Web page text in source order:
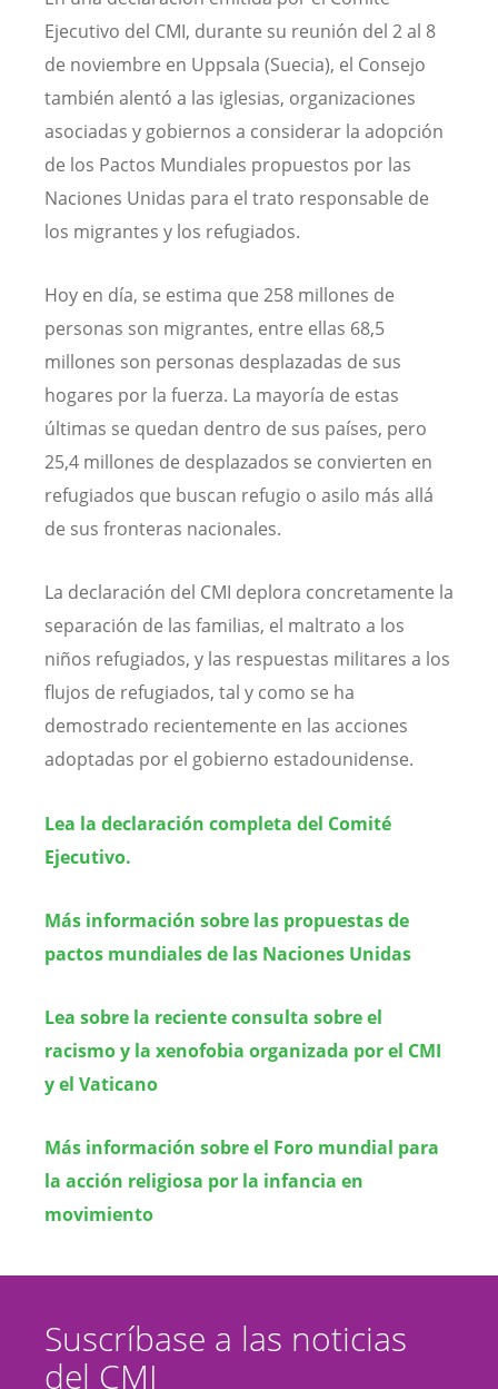
Ejecutivo del CMI, durante su reunión del 2 al 8
de noviembre en Uppsala (Suecia), el Consejo
también alentó a las iglesias, organizaciones
asociadas y gobiernos a considerar la adopción
de los Pactos Mundiales propuestos por las
Naciones Unidas para el trato responsable de
los migrantes y los refugiados.
Hoy en día, se estima que 258 millones de
personas son migrantes, entre ellas 68,5
millones son personas desplazadas de sus
hogares por la fuerza. La mayoría de estas
últimas se quedan dentro de sus países, pero
25,4 millones de desplazados se convierten en
refugiados que buscan refugio o asilo más allá
de sus fronteras nacionales.
La declaración del CMI deplora concretamente la
separación de las familias, el maltrato a los
niños refugiados, y las respuestas militares a los
flujos de refugiados, tal y como se ha
demostrado recientemente en las acciones
adoptadas por el gobierno estadounidense.
Lea la declaración completa del Comité
Ejecutivo.
Más información sobre las propuestas de
pactos mundiales de las Naciones Unidas
Lea sobre la reciente consulta sobre el
racismo y la xenofobia organizada por el CMI
y el Vaticano
Más información sobre el Foro mundial para
la acción religiosa por la infancia en
movimiento
Suscríbase a las noticias
del CMI